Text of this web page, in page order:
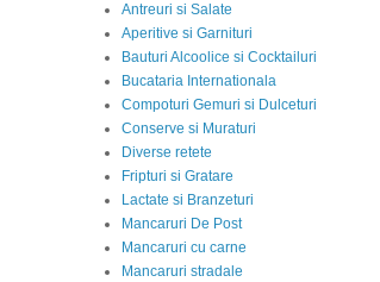
Antreuri si Salate
Aperitive si Garnituri
Bauturi Alcoolice si Cocktailuri
Bucataria Internationala
Compoturi Gemuri si Dulceturi
Conserve si Muraturi
Diverse retete
Fripturi si Gratare
Lactate si Branzeturi
Mancaruri De Post
Mancaruri cu carne
Mancaruri stradale